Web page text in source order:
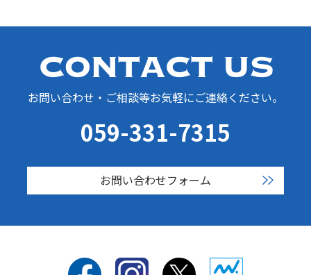
お問い合わせ・ご相談等お気軽にご連絡ください。
059-331-7315
お問い合わせフォーム